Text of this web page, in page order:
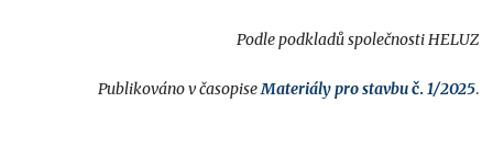
Podle podkladů společnosti HELUZ
Publikováno v časopiseMateriály pro stavbuč. 1/2025.